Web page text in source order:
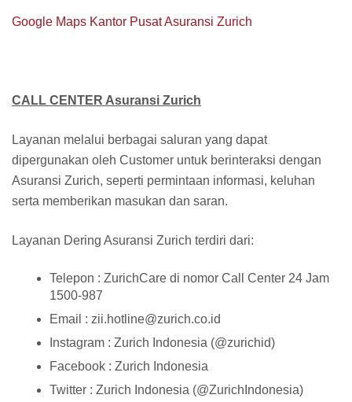
Google Maps Kantor Pusat Asuransi Zurich
CALL CENTER Asuransi Zurich
Layanan melalui berbagai saluran yang dapat
dipergunakan oleh Customer untuk berinteraksi dengan
Asuransi Zurich, seperti permintaan informasi, keluhan
serta memberikan masukan dan saran.
Layanan Dering Asuransi Zurich terdiri dari:
Telepon : ZurichCare di nomor Call Center 24 Jam
1500-987
Email : zii.hotline@zurich.co.id
Instagram : Zurich Indonesia (@zurichid)
Facebook : Zurich Indonesia
Twitter : Zurich Indonesia (@ZurichIndonesia)